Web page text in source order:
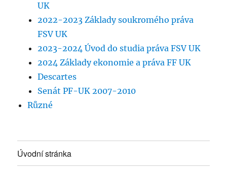
UK
2022-2023 Základy soukromého práva
FSV UK
2023-2024 Úvod do studia práva FSV UK
2024 Základy ekonomie a práva FF UK
Descartes
Senát PF-UK 2007-2010
Různé
Úvodní stránka